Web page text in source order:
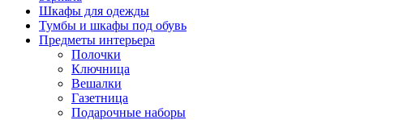
Шкафы для одежды
Тумбы и шкафы под обувь
Предметы интерьера
Полочки
Ключница
Вешалки
Газетница
Подарочные наборы